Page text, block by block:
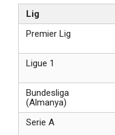
Lig
Premier Lig
Ligue 1
Bundesliga
(Almanya)
Serie A